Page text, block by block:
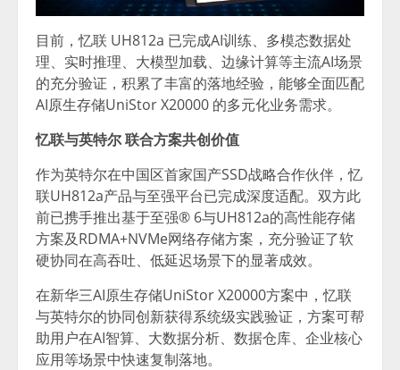
目前，忆联 UH812a 已完成AI训练、多模态数据处
理、实时推理、大模型加载、边缘计算等主流AI场景
的充分验证，积累了丰富的落地经验，能够全面匹配
AI原生存储UniStor X20000 的多元化业务需求。
忆联与英特尔 联合方案共创价值
作为英特尔在中国区首家国产SSD战略合作伙伴，忆
联UH812a产品与至强平台已完成深度适配。双方此
前已携手推出基于至强® 6与UH812a的高性能存储
方案及RDMA+NVMe网络存储方案，充分验证了软
硬协同在高吞吐、低延迟场景下的显著成效。
在新华三AI原生存储UniStor X20000方案中，忆联
与英特尔的协同创新获得系统级实践验证，方案可帮
助用户在AI智算、大数据分析、数据仓库、企业核心
应用等场景中快速复制落地。